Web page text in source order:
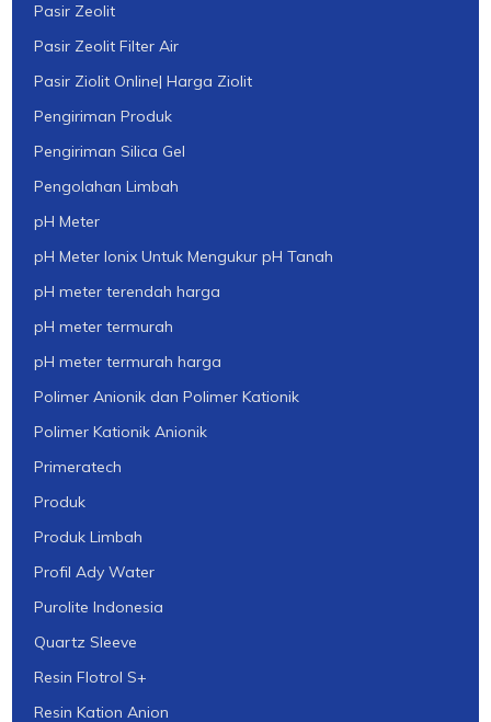
Pasir Zeolit
Pasir Zeolit Filter Air
Pasir Ziolit Online| Harga Ziolit
Pengiriman Produk
Pengiriman Silica Gel
Pengolahan Limbah
pH Meter
pH Meter Ionix Untuk Mengukur pH Tanah
pH meter terendah harga
pH meter termurah
pH meter termurah harga
Polimer Anionik dan Polimer Kationik
Polimer Kationik Anionik
Primeratech
Produk
Produk Limbah
Profil Ady Water
Purolite Indonesia
Quartz Sleeve
Resin Flotrol S+
Resin Kation Anion